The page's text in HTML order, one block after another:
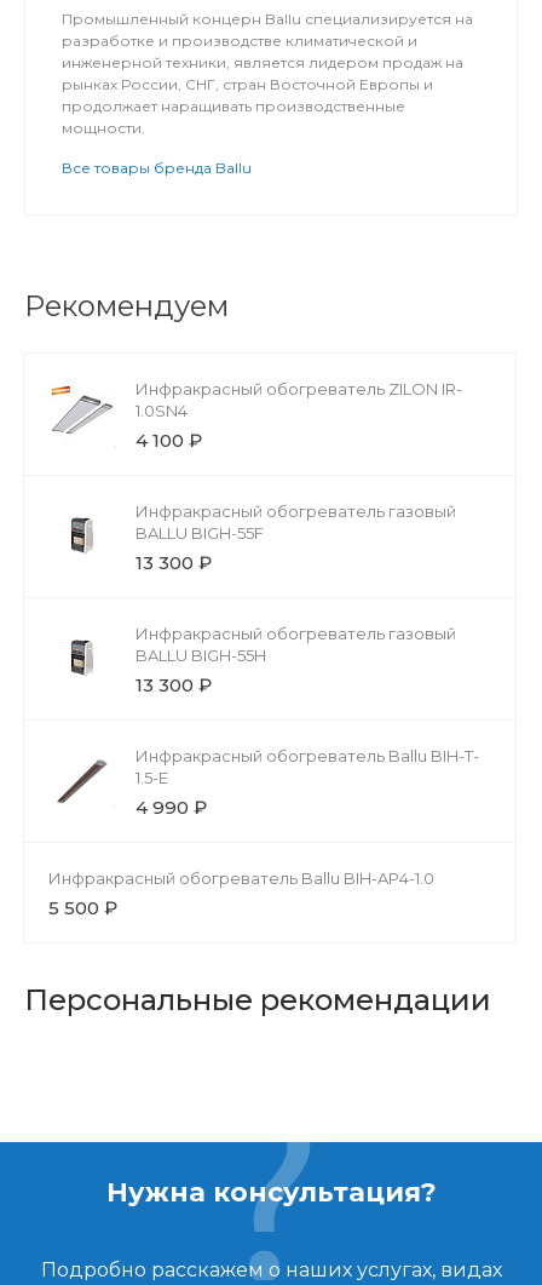
Промышленный концерн Ballu специализируется на
разработке и производстве климатической и
инженерной техники, является лидером продаж на
рынках России, СНГ, стран Восточной Европы и
продолжает наращивать производственные
мощности.
Все товары бренда Ballu
Рекомендуем
Инфракрасный обогреватель ZILON IR-
1.0SN4
4 100 ₽
Инфракрасный обогреватель газовый
BALLU BIGH-55F
13 300 ₽
Инфракрасный обогреватель газовый
BALLU BIGH-55H
13 300 ₽
Инфракрасный обогреватель Ballu BIH-T-
1.5-E
4 990 ₽
Инфракрасный обогреватель Ballu BIH-AP4-1.0
5 500 ₽
Персональные рекомендации
Нужна консультация?
Подробно расскажем о наших услугах, видах